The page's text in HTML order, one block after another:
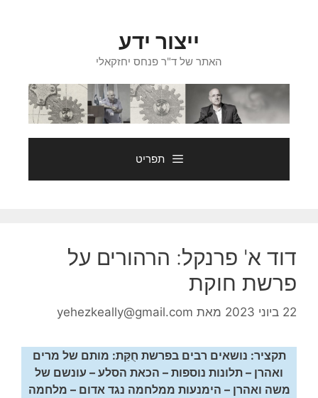
ייצור ידע
האתר של ד"ר פנחס יחזקאלי
תפריט
דוד א' פרנקל: הרהורים על
פרשת חוקת
22 ביוני 2023 מאת yehezkeally@gmail.com
תקציר: נושאים רבים בפרשת חֻקַּת: מותם של מרים
ואהרן – תלונות נוספות – הכאת הסלע – עונשם של
משה ואהרן – הימנעות ממלחמה נגד אדום – מלחמה